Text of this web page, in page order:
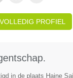
PROFIEL
in de plaats Haine